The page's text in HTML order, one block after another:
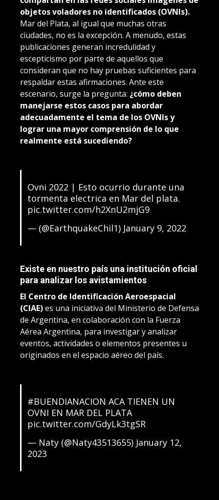
objetos voladores no identificados (OVNIs).
Mar del Plata, al igual que muchas otras
ciudades, no es la excepción. A menudo, estas
publicaciones generan incredulidad y
escepticismo por parte de aquellos que
consideran que no hay pruebas suficientes para
respaldar estas afirmaciones. Ante este
escenario, surge la pregunta: ¿cómo deben
manejarse estos casos para abordar
adecuadamente el tema de los OVNIs y
lograr una mayor comprensión de lo que
realmente está sucediendo?
Ovni 2022 | Esto ocurrio durante una
tormenta electrica en Mar del plata.
pic.twitter.com/h2XnU2mjG9
— (@EarthquakeChil1) January 9, 2022
Existe en nuestro país una institución oficial
para analizar los avistamientos
El Centro de Identificación Aeroespacial
(CIAE)es una iniciativa del Ministerio de Defensa
de Argentina, en colaboración con la Fuerza
Aérea Argentina, para investigar y analizar
eventos, actividades o elementos presentes u
originados en el espacio aéreo del país.
#BUENDIANACION ACA TIENEN UN
OVNI EN MAR DEL PLATA
pic.twitter.com/GdyLk3tgSR
— Naty (@Naty43513655) January 12,
2023